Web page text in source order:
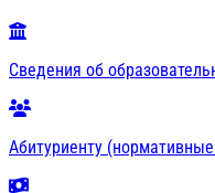
Сведения об
Абитуриенту